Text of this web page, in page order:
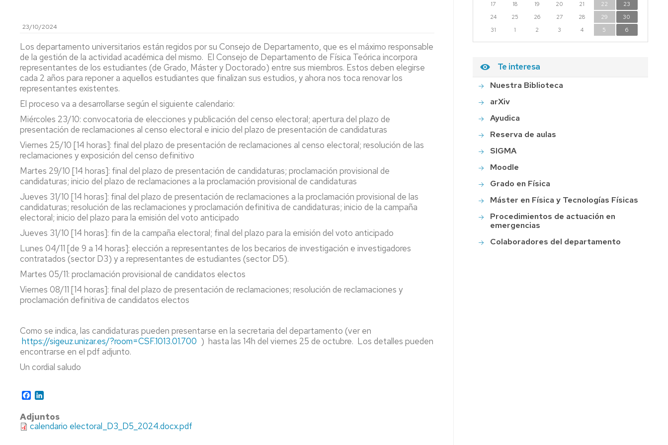
FÍSICA
TEÓRICA
QUÍMICA
MÁSTER
UNIVERSITARIO
BIOFÍSICA
Y
BIOTECNOLOGÍA
CUANTITATIVA
MÁSTER
UNIVERSITARIO
EN
FÍSICA
UNIVERSO:
COSMOLOGÍA,
ASTROFÍSICA,
PARTÍCULAS
Y
ASTROPARTICULAS
MÁSTER
EN
FÍSICA
Y
GRAVITY
PHENOMENOLOGY
TREX
EXPERIMENT
LABORATORIO
DE
BAJAS
ACTIVIDADES
SUBTERRÁNEO
DE
CANFRANC
23/10/2024
Los departamento universitarios están regidos por su Consejo de Departamento, que es el máximo responsable
de la gestión de la actividad académica del mismo. El Consejo de Departamento de Física Teórica incorpora
representantes de los estudiantes (de Grado, Máster y Doctorado) entre sus miembros. Estos deben elegirse
cada 2 años para reponer a aquellos estudiantes que finalizan sus estudios, y ahora nos toca renovar los
representantes existentes.
El proceso va a desarrollarse según el siguiente calendario:
Miércoles 23/10: convocatoria de elecciones y publicación del censo electoral; apertura del plazo de
presentación de reclamaciones al censo electoral e inicio del plazo de presentación de candidaturas
Viernes 25/10 [14 horas]: final del plazo de presentación de reclamaciones al censo electoral; resolución de las
reclamaciones y exposición del censo definitivo
Martes 29/10 [14 horas]: final del plazo de presentación de candidaturas; proclamación provisional de
candidaturas; inicio del plazo de reclamaciones a la proclamación provisional de candidaturas
Jueves 31/10 [14 horas]: final del plazo de presentación de reclamaciones a la proclamación provisional de las
candidaturas; resolución de las reclamaciones y proclamación definitiva de candidaturas; inicio de la campaña
electoral; inicio del plazo para la emisión del voto anticipado
Jueves 31/10 [14 horas]: fin de la campaña electoral; final del plazo para la emisión del voto anticipado
Lunes 04/11 [de 9 a 14 horas]: elección a representantes de los becarios de investigación e investigadores
contratados (sector D3) y a representantes de estudiantes (sector D5).
Martes 05/11: proclamación provisional de candidatos electos
Viernes 08/11 [14 horas]: final del plazo de presentación de reclamaciones; resolución de reclamaciones y
proclamación definitiva de candidatos electos
Como se indica, las candidaturas pueden presentarse en la secretaria del departamento (ver en
https://sigeuz.unizar.es/?room=CSF.1013.01.700 ) hasta las 14h del viernes 25 de octubre. Los detalles pueden
encontrarse en el pdf adjunto.
Un cordial saludo
Facebook
Adjuntos
calendario electoral_D3_D5_2024.docx.pdf
17
18 19 20 21 22
23
24
25 26 27 28 29
30
31
1 2 3 4 5 6
Te interesa
Nuestra Biblioteca
arXiv
Ayudica
Reserva de aulas
SIGMA
Moodle
Grado en Física
Máster en Física y Tecnologías Físicas
Procedimientos de actuación en
emergencias
Colaboradores del departamento